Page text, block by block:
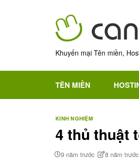
Khuyến mại Tên miền,
TÊN MIỀN
KINH NGHIỆM
4 thủ thuật
9 năm trước 8 năm trước